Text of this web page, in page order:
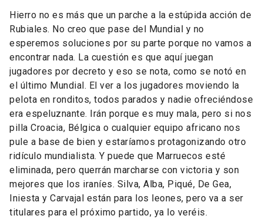
Hierro no es más que un parche a la estúpida acción de
Rubiales. No creo que pase del Mundial y no
esperemos soluciones por su parte porque no vamos a
encontrar nada. La cuestión es que aquí juegan
jugadores por decreto y eso se nota, como se notó en
el último Mundial. El ver a los jugadores moviendo la
pelota en ronditos, todos parados y nadie ofreciéndose
era espeluznante. Irán porque es muy mala, pero si nos
pilla Croacia, Bélgica o cualquier equipo africano nos
pule a base de bien y estaríamos protagonizando otro
ridículo mundialista. Y puede que Marruecos esté
eliminada, pero querrán marcharse con victoria y son
mejores que los iraníes. Silva, Alba, Piqué, De Gea,
Iniesta y Carvajal están para los leones, pero va a ser
titulares para el próximo partido, ya lo veréis.